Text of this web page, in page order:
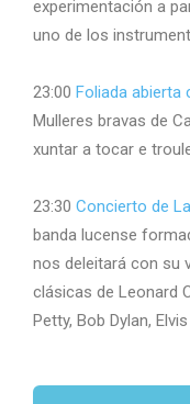
experimentación a
uno de los
23:00 Foliada abierta
Mulleres bravas de
xuntar a tocar e
23:30 Concierto de
banda lucense
nos deleitará con su
clásicas de Leonard
Petty, Bob Dylan,